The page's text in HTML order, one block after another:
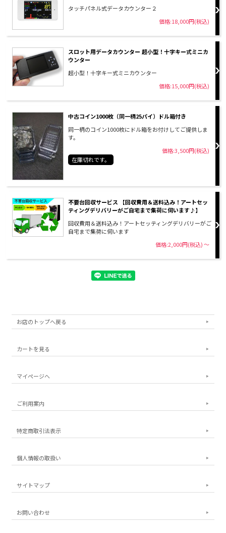
タッチパネル式データカウンター２
価格:18,000円(税込)
スロット用データカウンター 超小型！十字キー式ミニカ
ウンター
超小型！十字キー式ミニカウンター
価格:15,000円(税込)
中古コイン1000枚（同一柄25パイ）ドル箱付き
同一柄のコイン1000枚にドル箱をお付けしてご提供しま
す。
価格:3,500円(税込)
在庫切れです。
不要台回収サービス 【回収費用＆送料込み！アートセッ
ティングデリバリーがご自宅まで集荷に伺います♪】
回収費用＆送料込み！アートセッティングデリバリーがご
自宅まで集荷に伺います
価格:2,000円(税込)～
お店のトップへ戻る
カートを見る
マイページへ
ご利用案内
特定商取引法表示
個人情報の取扱い
サイトマップ
お問い合わせ